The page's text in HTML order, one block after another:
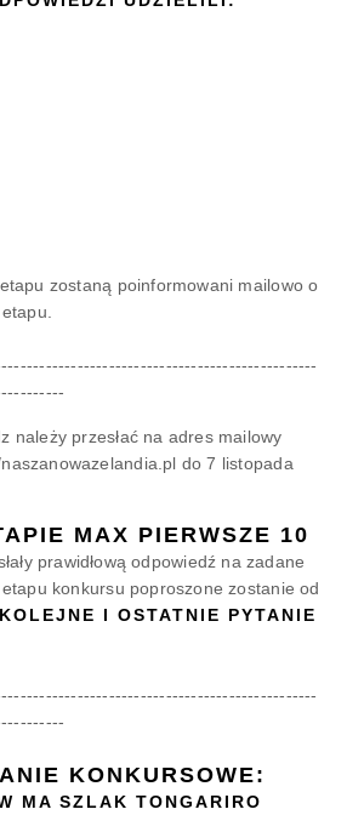
zostaną poinformowani mailowo o
należy przesłać na adres mailowy
do 7 listopada
MAX PIERWSZE 10
prawidłową odpowiedź na zadane
konkursu poproszone zostanie od
I OSTATNIE PYTANIE
KONKURSOWE:
MA SZLAK TONGARIRO